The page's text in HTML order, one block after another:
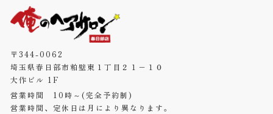
〒344-0062
埼玉県春日部市粕壁東１丁目２１−１０
大作ビル 1F
営業時間 10時～(完全予約制)
営業時間、定休日は月により異なります。